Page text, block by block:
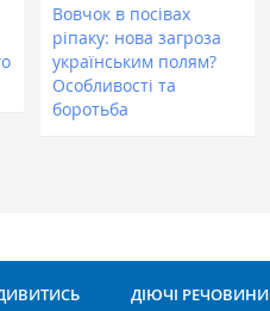
Вовчок в посівах
ріпаку: нова загроза
українським полям?
Особливості та
боротьба
ДІЮЧІ РЕЧОВИНИ